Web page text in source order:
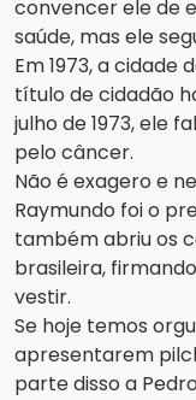
convencer ele de
saúde, mas ele
Em 1973, a cidade
título de cidadão
julho de 1973, ele
pelo câncer.
Não é exagero e
Raymundo foi o
também abriu os
brasileira,
vestir.
Se hoje temos
apresentarem
parte disso a